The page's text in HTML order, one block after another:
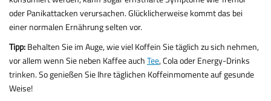
oder Panikattacken verursachen. Glücklicherweise kommt das bei
einer normalen Ernährung selten vor.
Tipp:Behalten Sie im Auge, wie viel Koffein Sie täglich zu sich nehmen,
vor allem wenn Sie neben Kaffee auchTee, Cola oder Energy-Drinks
trinken. So genießen Sie Ihre täglichen Koffeinmomente auf gesunde
Weise!